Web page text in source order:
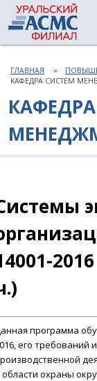
ГЛАВНАЯ
КАФЕДРА СИСТЕМ
программа
его требований
области охраны